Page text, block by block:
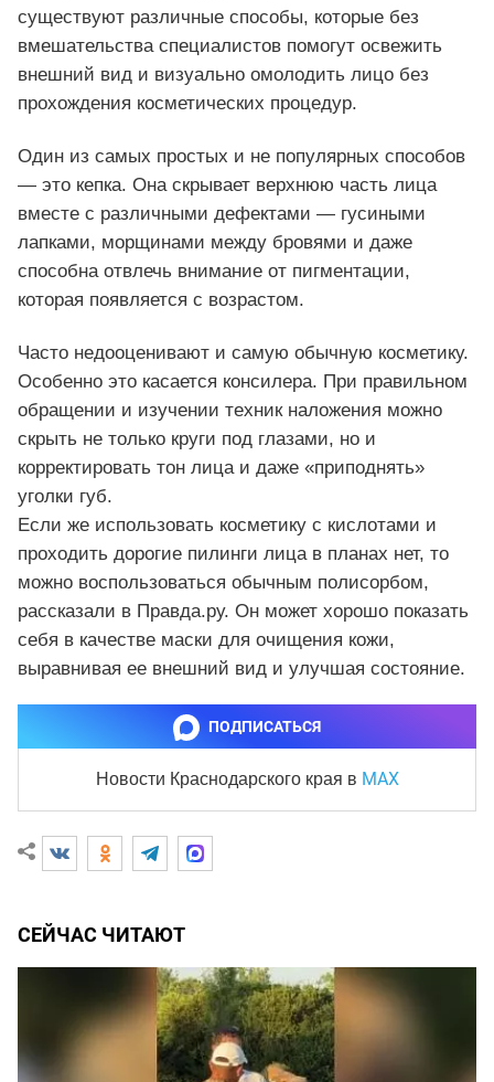
существуют различные способы, которые без
вмешательства специалистов помогут освежить
внешний вид и визуально омолодить лицо без
прохождения косметических процедур.
Один из самых простых и не популярных способов
— это кепка. Она скрывает верхнюю часть лица
вместе с различными дефектами — гусиными
лапками, морщинами между бровями и даже
способна отвлечь внимание от пигментации,
которая появляется с возрастом.
Часто недооценивают и самую обычную косметику.
Особенно это касается консилера. При правильном
обращении и изучении техник наложения можно
скрыть не только круги под глазами, но и
корректировать тон лица и даже «приподнять»
уголки губ.
Если же использовать косметику с кислотами и
проходить дорогие пилинги лица в планах нет, то
можно воспользоваться обычным полисорбом,
рассказали в Правда.ру. Он может хорошо показать
себя в качестве маски для очищения кожи,
выравнивая ее внешний вид и улучшая состояние.
ПОДПИСАТЬСЯ
Новости Краснодарского края в MAX
СЕЙЧАС ЧИТАЮТ